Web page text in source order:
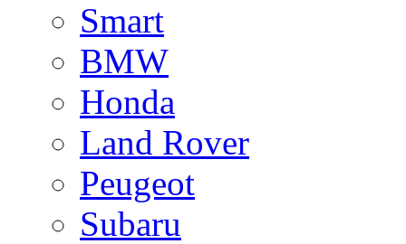
Smart
BMW
Honda
Land Rover
Peugeot
Subaru